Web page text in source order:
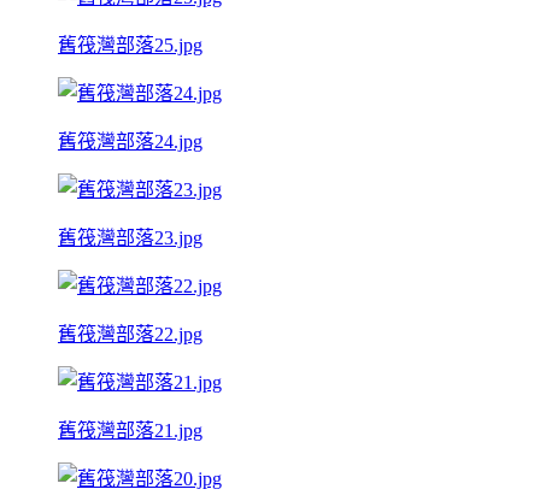
舊筏灣部落25.jpg
舊筏灣部落24.jpg
舊筏灣部落23.jpg
舊筏灣部落22.jpg
舊筏灣部落21.jpg